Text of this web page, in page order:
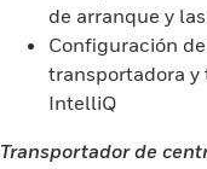
de arranque y
Configuración
transportadora
IntelliQ
Transportador de